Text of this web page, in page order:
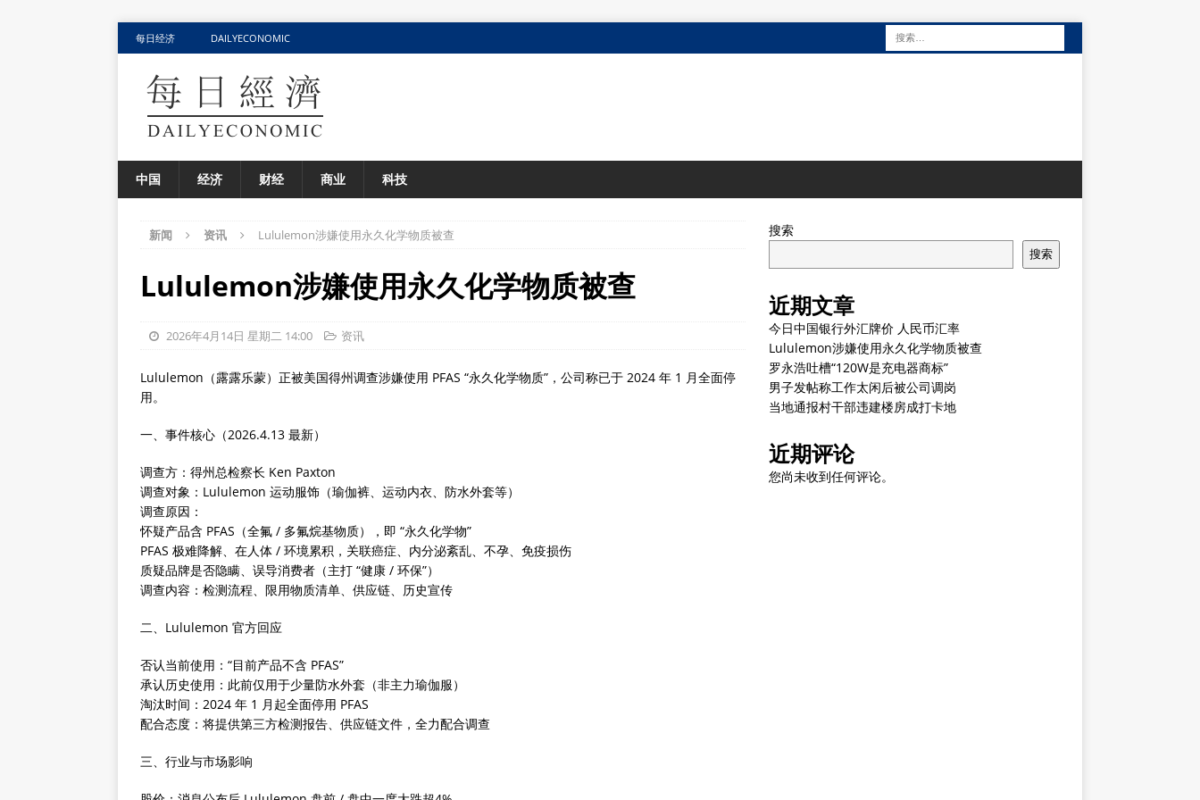
每日经济 DAILYECONOMIC
中国 经济 财经 商业 科技
新闻 资讯 Lululemon涉嫌使用永久化学物质被查
Lululemon涉嫌使用永久化学物质被查
2026年4月14日 星期二 14:00 资讯
Lululemon（露露乐蒙）正被美国得州调查涉嫌使用 PFAS “永久化学物质”，公司称已于 2024 年 1 月全面停
用。
一、事件核心（2026.4.13 最新）
调查方：得州总检察长 Ken Paxton
调查对象：Lululemon 运动服饰（瑜伽裤、运动内衣、防水外套等）
调查原因：
怀疑产品含 PFAS（全氟 / 多氟烷基物质），即 “永久化学物”
PFAS 极难降解、在人体 / 环境累积，关联癌症、内分泌紊乱、不孕、免疫损伤
质疑品牌是否隐瞒、误导消费者（主打 “健康 / 环保”）
调查内容：检测流程、限用物质清单、供应链、历史宣传
二、Lululemon 官方回应
否认当前使用：“目前产品不含 PFAS”
承认历史使用：此前仅用于少量防水外套（非主力瑜伽服）
淘汰时间：2024 年 1 月起全面停用 PFAS
配合态度：将提供第三方检测报告、供应链文件，全力配合调查
三、行业与市场影响
搜索
搜索
近期文章
今日中国银行外汇牌价 人民币汇率
Lululemon涉嫌使用永久化学物质被查
罗永浩吐槽“120W是充电器商标”
男子发帖称工作太闲后被公司调岗
当地通报村干部违建楼房成打卡地
近期评论
您尚未收到任何评论。